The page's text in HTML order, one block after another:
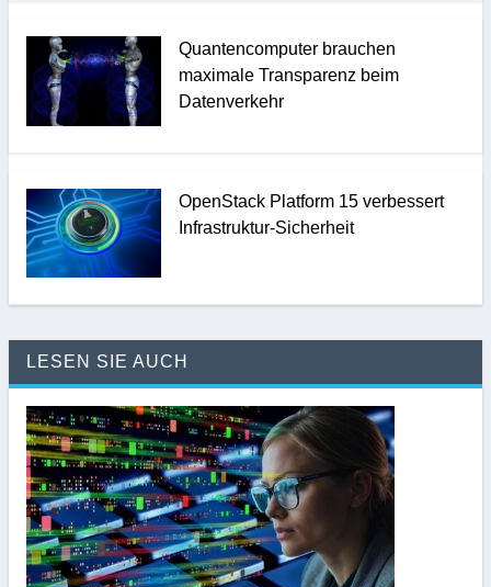
Quantencomputer brauchen
maximale Transparenz beim
Datenverkehr
OpenStack Platform 15 verbessert
Infrastruktur-Sicherheit
LESEN SIE AUCH